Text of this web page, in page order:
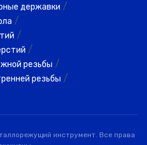
державки /
/
/
/
резьбы /
резьбы /
инструмент. Все права